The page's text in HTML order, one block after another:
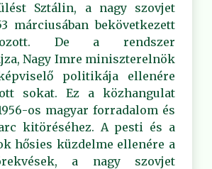
Sztálin, a nagy szovjet
márciusában bekövetkezett
De a rendszer
Nagy Imre miniszterelnök
politikája ellenére
sokat. Ez a közhangulat
os magyar forradalom és
kitöréséhez. A pesti és a
hősies küzdelme ellenére a
a nagy szovjet